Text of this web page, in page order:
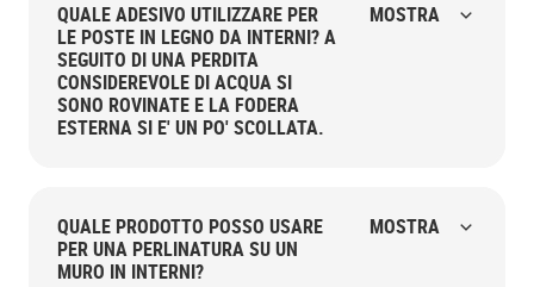
QUALE ADESIVO UTILIZZARE PER
LE POSTE IN LEGNO DA INTERNI? A
SEGUITO DI UNA PERDITA
CONSIDEREVOLE DI ACQUA SI
SONO ROVINATE E LA FODERA
ESTERNA SI E' UN PO' SCOLLATA.
MOSTRA
QUALE PRODOTTO POSSO USARE
PER UNA PERLINATURA SU UN
MURO IN INTERNI?
MOSTRA